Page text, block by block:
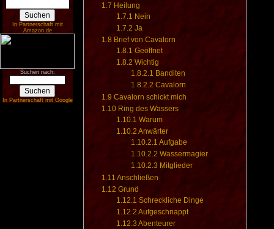
In Partnerschaft mit
Amazon.de
Suchen nach:
In Partnerschaft mit Google
1.7 Heilung
1.7.1 Nein
1.7.2 Ja
1.8 Brief von Cavalorn
1.8.1 Geöffnet
1.8.2 Wichtig
1.8.2.1 Banditen
1.8.2.2 Cavalorn
1.9 Cavalorn schickt mich
1.10 Ring des Wassers
1.10.1 Warum
1.10.2 Anwärter
1.10.2.1 Aufgabe
1.10.2.2 Wassermagier
1.10.2.3 Mitglieder
1.11 Anschließen
1.12 Grund
1.12.1 Schreckliche Dinge
1.12.2 Aufgeschnappt
1.12.3 Abenteurer